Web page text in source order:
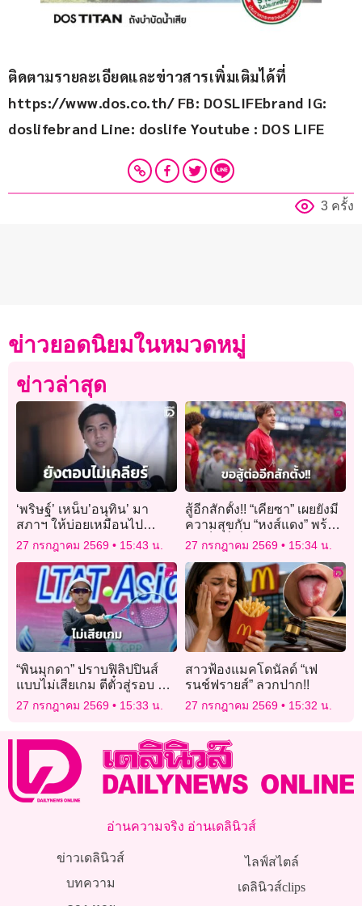
ติดตามรายละเอียดและข่าวสารเพิ่มเติมได้ที่
https://www.dos.co.th/ FB: DOSLIFEbrand IG:
doslifebrand Line: doslife Youtube : DOS LIFE
3 ครั้ง
ข่าวยอดนิยมในหมวดหมู่
ข่าวล่าสุด
‘พริษฐ์’ เหน็บ’อนุทิน’ มา
สภาฯ ให้บ่อยเหมือนไป
รร.พูลแมน ขอให้ดีเอสไอ
ตรวจสอบกล้องวงจรปิด
27 กรกฎาคม 2569 15:43 น.
สู้อีกสักตั้ง!! “เคียซา” เผยยังมี
ความสุขกับ “หงส์แดง” พร้อม
ทำเต็มที่เพื่อโอกาสลงสนาม
ช่วยทีม
27 กรกฎาคม 2569 15:34 น.
“พินมุกดา” ปราบฟิลิปปินส์
แบบไม่เสียเกม ตีตั๋วสู่รอบ 16
คน ศึกแอลทีเอที เอทีเอฟ เอ
27 กรกฎาคม 2569 15:33 น.
สาวฟ้องแมคโดนัลด์ “เฟ
รนช์ฟรายส์” ลวกปาก!!
27 กรกฎาคม 2569 15:32 น.
อ่านความจริง อ่านเดลินิวส์
ข่าวเดลินิวส์
บทความ
ไลฟ์สไตล์
เดลินิวส์clips